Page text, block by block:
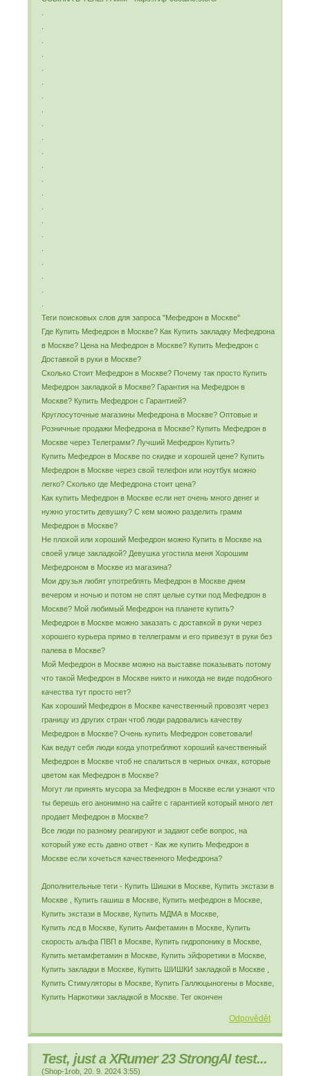
Теги поисковых слов для запроса "Мефедрон в Москве"
Где Купить Мефедрон в Москве? Как Купить закладку Мефедрона
в Москве? Цена на Мефедрон в Москве? Купить Мефедрон с
Доставкой в руки в Москве?
Сколько Стоит Мефедрон в Москве? Почему так просто Купить
Мефедрон закладкой в Москве? Гарантия на Мефедрон в
Москве? Купить Мефедрон с Гарантией?
Круглосуточные магазины Мефедрона в Москве? Оптовые и
Розничные продажи Мефедрона в Москве? Купить Мефедрон в
Москве через Телеграмм? Лучший Мефедрон Купить?
Купить Мефедрон в Москве по скидке и хорошей цене? Купить
Мефедрон в Москве через свой телефон или ноутбук можно
легко? Сколько где Мефедрона стоит цена?
Как купить Мефедрон в Москве если нет очень много денег и
нужно угостить девушку? С кем можно разделить грамм
Мефедрон в Москве?
Не плохой или хороший Мефедрон можно Купить в Москве на
своей улице закладкой? Девушка угостила меня Хорошим
Мефедроном в Москве из магазина?
Мои друзья любят употреблять Мефедрон в Москве днем
вечером и ночью и потом не спят целые сутки под Мефедрон в
Москве? Мой любимый Мефедрон на планете купить?
Мефедрон в Москве можно заказать с доставкой в руки через
хорошего курьера прямо в теллеграмм и его привезут в руки без
палева в Москве?
Мой Мефедрон в Москве можно на выставке показывать потому
что такой Мефедрон в Москве никто и никогда не виде подобного
качества тут просто нет?
Как хороший Мефедрон в Москве качественный провозят через
границу из других стран чтоб люди радовались качеству
Мефедрон в Москве? Очень купить Мефедрон советовали!
Как ведут себя люди когда употребляют хороший качественный
Мефедрон в Москве чтоб не спалиться в черных очках, которые
цветом как Мефедрон в Москве?
Могут ли принять мусора за Мефедрон в Москве если узнают что
ты берешь его анонимно на сайте с гарантией который много лет
продает Мефедрон в Москве?
Все люди по разному реагируют и задают себе вопрос, на
который уже есть давно ответ - Как же купить Мефедрон в
Москве если хочеться качественного Мефедрона?
Дополнительные теги - Купить Шишки в Москве, Купить экстази в
Москве , Купить гашиш в Москве, Купить мефедрон в Москве,
Купить экстази в Москве, Купить МДМА в Москве,
Купить лсд в Москве, Купить Амфетамин в Москве, Купить
скорость альфа ПВП в Москве, Купить гидропонику в Москве,
Купить метамфетамин в Москве, Купить эйфоретики в Москве,
Купить закладки в Москве, Купить ШИШКИ закладкой в Москве ,
Купить Стимуляторы в Москве, Купить Галлюцыногены в Москве,
Купить Наркотики закладкой в Москве. Тег окончен
Odpovědět
Test, just a XRumer 23 StrongAI test...
(Shop-1rob 20. 9. 2024 3:55)